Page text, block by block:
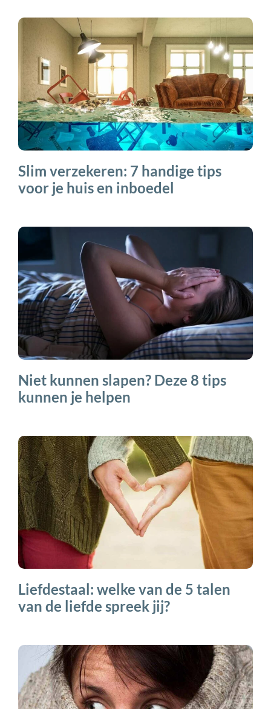
Slim verzekeren: 7 handige tips
voor je huis en inboedel
Niet kunnen slapen? Deze 8 tips
kunnen je helpen
Liefdestaal: welke van de 5 talen
van de liefde spreek jij?